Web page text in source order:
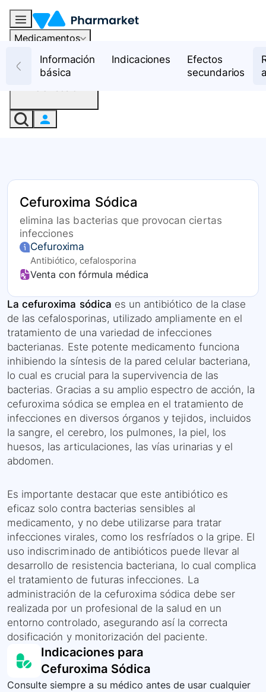
Medicamentos
RecursosInformación
básica
Indicaciones
Efectos
secundarios
Cefuroxima Sódica
elimina las bacterias que provocan ciertas
infecciones
Cefuroxima
Antibiótico, cefalosporina
Venta con fórmula médica
La cefuroxima sódica es un antibiótico de la clase
de las cefalosporinas, utilizado ampliamente en el
tratamiento de una variedad de infecciones
bacterianas. Este potente medicamento funciona
inhibiendo la síntesis de la pared celular bacteriana,
lo cual es crucial para la supervivencia de las
bacterias. Gracias a su amplio espectro de acción, la
cefuroxima sódica se emplea en el tratamiento de
infecciones en diversos órganos y tejidos, incluidos
la sangre, el cerebro, los pulmones, la piel, los
huesos, las articulaciones, las vías urinarias y el
abdomen.
Es importante destacar que este antibiótico es
eficaz solo contra bacterias sensibles al
medicamento, y no debe utilizarse para tratar
infecciones virales, como los resfríados o la gripe. El
uso indiscriminado de antibióticos puede llevar al
desarrollo de resistencia bacteriana, lo cual complica
el tratamiento de futuras infecciones. La
administración de la cefuroxima sódica debe ser
realizada por un profesional de la salud en un
entorno controlado, asegurando así la correcta
dosificación y monitorización del paciente.
Indicaciones para
Cefuroxima Sódica
Consulte siempre a su médico antes de usar cualquier